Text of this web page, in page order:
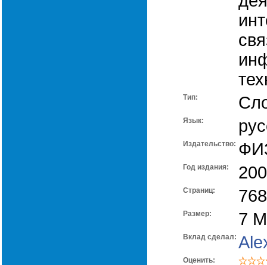
Тип:
Язык:
Издательство:
Год издания:
Cтраниц: 768
Размер: 7
Вклад сделал:
Оценить: